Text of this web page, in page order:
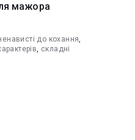
мажора
до кохання,
, складні